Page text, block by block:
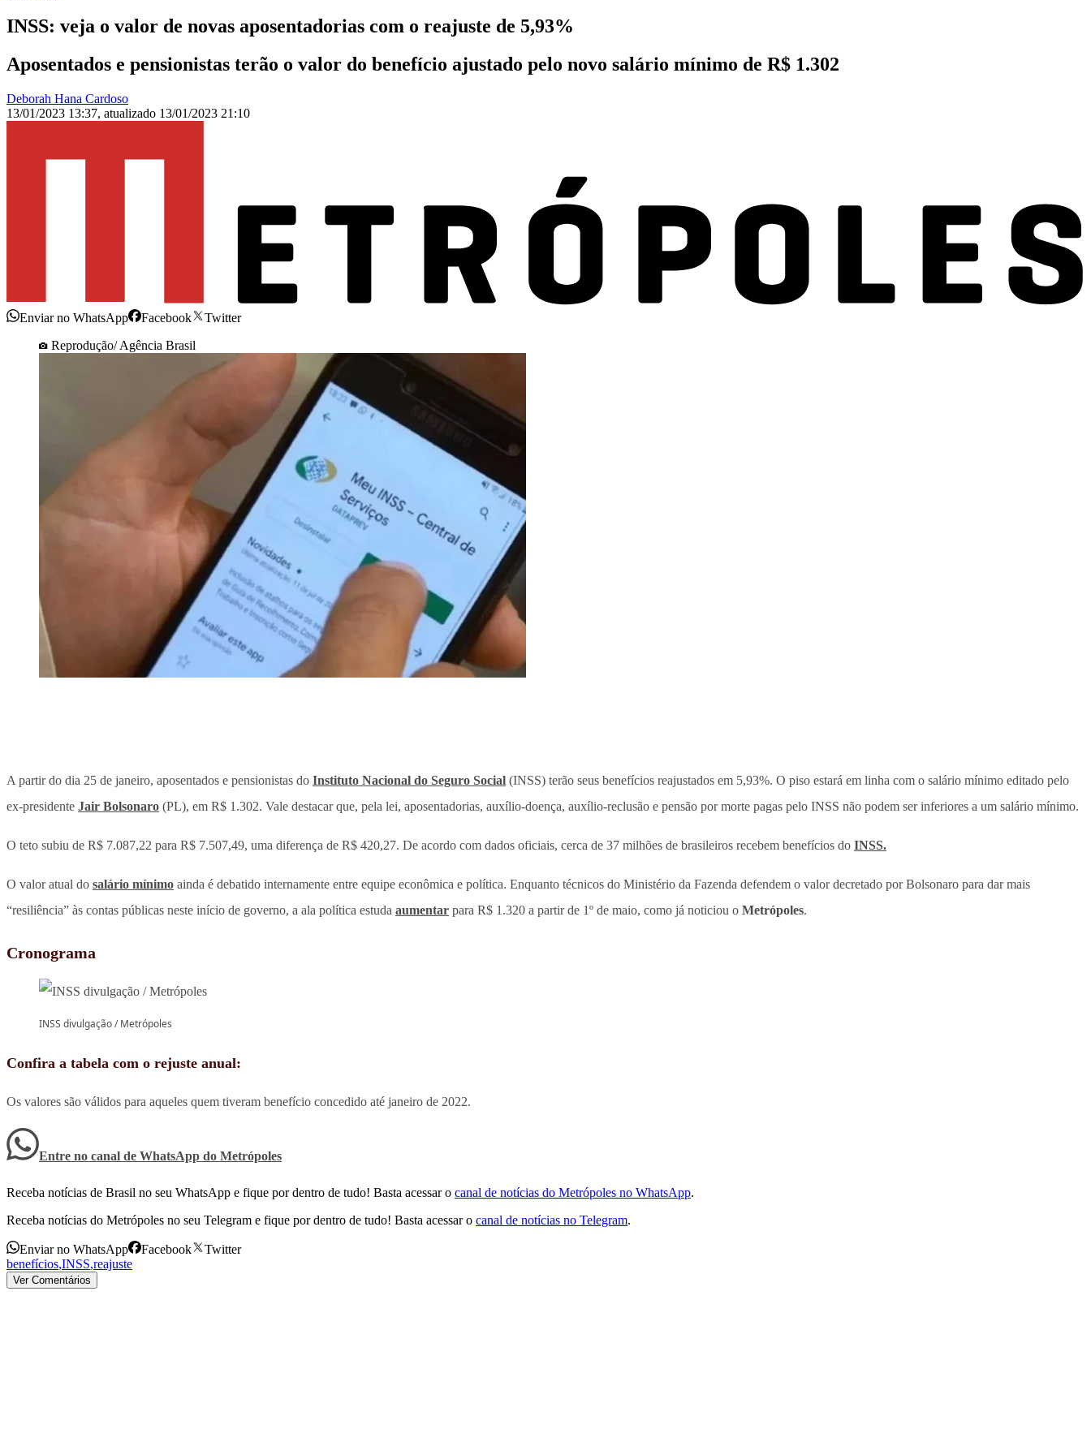
INSS: veja o valor de novas aposentadorias com o reajuste de 5,93%
Aposentados e pensionistas terão o valor do benefício ajustado pelo novo salário mínimo de R$ 1.302
Deborah Hana Cardoso
13/01/2023 13:37, atualizado 13/01/2023 21:10
Enviar no WhatsApp Facebook
Twitter
Reprodução/ Agência Brasil
A partir do dia 25 de janeiro, aposentados e pensionistas do Instituto Nacional do Seguro Social (INSS) terão seus benefícios reajustados em 5,93%. O piso estará em linha com o salário mínimo editado pelo
ex-presidente Jair Bolsonaro (PL), em R$ 1.302. Vale destacar que, pela lei, aposentadorias, auxílio-doença, auxílio-reclusão e pensão por morte pagas pelo INSS não podem ser inferiores a um salário mínimo.
O teto subiu de R$ 7.087,22 para R$ 7.507,49, uma diferença de R$ 420,27. De acordo com dados oficiais, cerca de 37 milhões de brasileiros recebem benefícios do INSS.
O valor atual do salário mínimo ainda é debatido internamente entre equipe econômica e política. Enquanto técnicos do Ministério da Fazenda defendem o valor decretado por Bolsonaro para dar mais
“resiliência” às contas públicas neste início de governo, a ala política estuda aumentar para R$ 1.320 a partir de 1º de maio, como já noticiou o Metrópoles.
Cronograma
INSS divulgação / Metrópoles
Confira a tabela com o rejuste anual:
Os valores são válidos para aqueles quem tiveram benefício concedido até janeiro de 2022.
Entre no canal de WhatsApp do Metrópoles
Receba notícias de Brasil no seu WhatsApp e fique por dentro de tudo! Basta acessar o canal de notícias do Metrópoles no WhatsApp.
Receba notícias do Metrópoles no seu Telegram e fique por dentro de tudo! Basta acessar o canal de notícias no Telegram.
Enviar no WhatsApp Facebook
Twitter
benefícios,INSS,reajuste
Ver Comentários